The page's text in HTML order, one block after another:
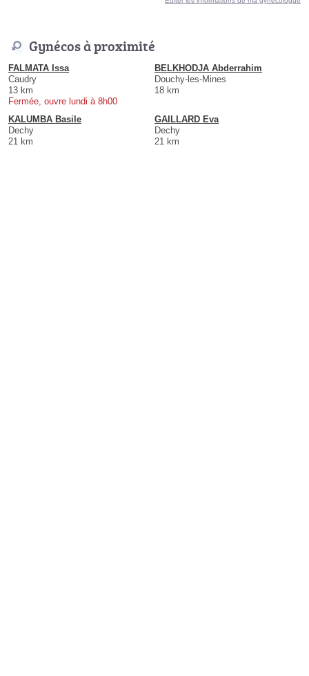
Gynécos à proximité
FALMATA Issa
Caudry
13 km
Fermée, ouvre lundi à 8h00
BELKHODJA Abderrahim
Douchy-les-Mines
18 km
KALUMBA Basile
Dechy
21 km
GAILLARD Eva
Dechy
21 km